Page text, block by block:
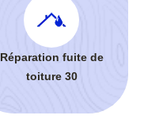
Réparation fuite de
toiture 30